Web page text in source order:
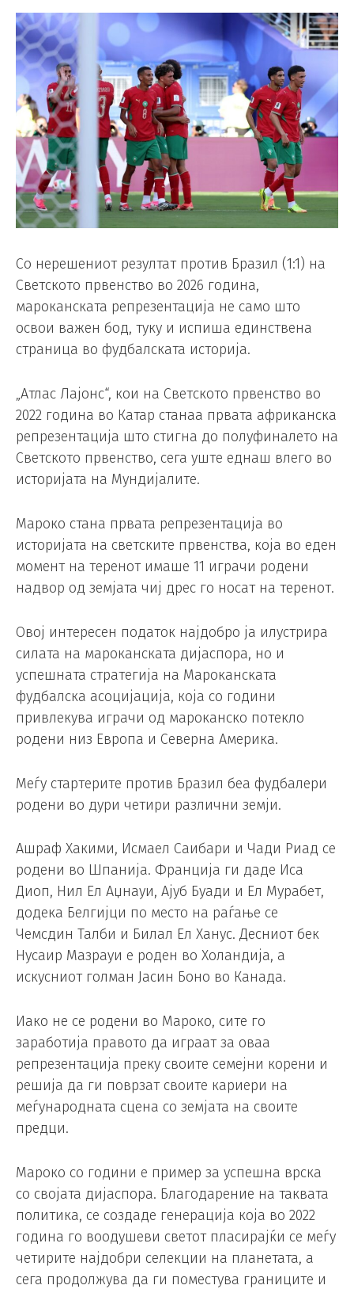
Со нерешениот резултат против Бразил (1:1) на
Светското првенство во 2026 година,
мароканската репрезентација не само што
освои важен бод, туку и испиша единствена
страница во фудбалската историја.
„Атлас Лајонс“, кои на Светското првенство во
2022 година во Катар станаа првата африканска
репрезентација што стигна до полуфиналето на
Светското првенство, сега уште еднаш влего во
историјата на Мундијалите.
Мароко стана првата репрезентација во
историјата на светските првенства, која во еден
момент на теренот имаше 11 играчи родени
надвор од земјата чиј дрес го носат на теренот.
Овој интересен податок најдобро ја илустрира
силата на мароканската дијаспора, но и
успешната стратегија на Мароканската
фудбалска асоцијација, која со години
привлекува играчи од мароканско потекло
родени низ Европа и Северна Америка.
Меѓу стартерите против Бразил беа фудбалери
родени во дури четири различни земји.
Ашраф Хакими, Исмаел Саибари и Чади Риад се
родени во Шпанија. Франција ги даде Иса
Диоп, Нил Ел Аџнауи, Ајуб Буади и Ел Мурабет,
додека Белгијци по место на раѓање се
Чемсдин Талби и Билал Ел Ханус. Десниот бек
Нусаир Мазрауи е роден во Холандија, а
искусниот голман Јасин Боно во Канада.
Иако не се родени во Мароко, сите го
заработија правото да играат за оваа
репрезентација преку своите семејни корени и
решија да ги поврзат своите кариери на
меѓународната сцена со земјата на своите
предци.
Мароко со години е пример за успешна врска
со својата дијаспора. Благодарение на таквата
политика, се создаде генерација која во 2022
година го воодушеви светот пласирајќи се меѓу
четирите најдобри селекции на планетата, а
сега продолжува да ги поместува границите и